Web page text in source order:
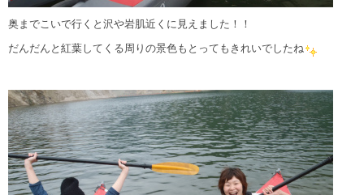
奥までこいで行くと沢や岩肌近くに見えました！！
だんだんと紅葉してくる周りの景色もとってもきれいでしたね